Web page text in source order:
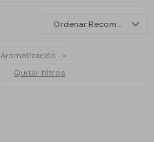
Recomendados
Aromatización
Quitar filtros